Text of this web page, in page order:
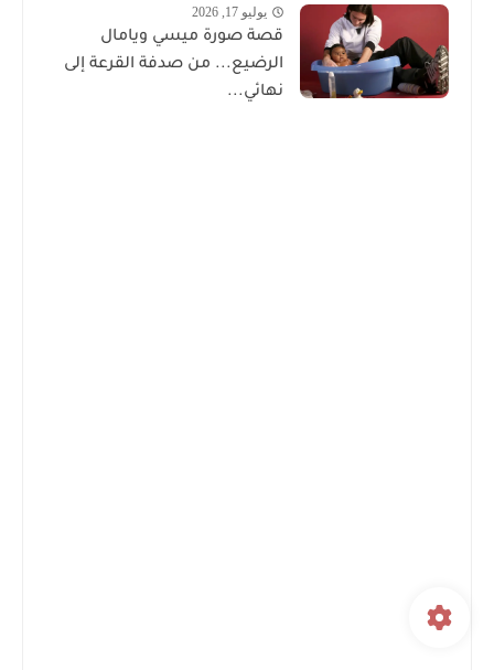
يوليو 17, 2026
قصة صورة ميسي ويامال
الرضيع... من صدفة القرعة إلى
نهائي...